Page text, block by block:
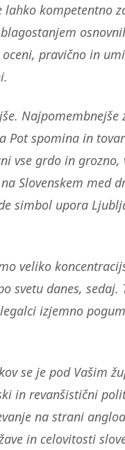
kompetentno
pravično in
Najpomembnejše
Pot spomina in
vse grdo in grozno,
Slovenskem med
simbol upora
veliko
svetu danes, sedaj.
izjemno
se je pod Vašim
in revanšistični
na strani
in celovitosti